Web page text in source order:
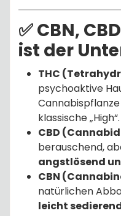
✅ CBN,
ist der
THC
psychoaktive
klassische „High“.
CBD
berauschend,
angstlösend
CBN
natürlichen
leicht